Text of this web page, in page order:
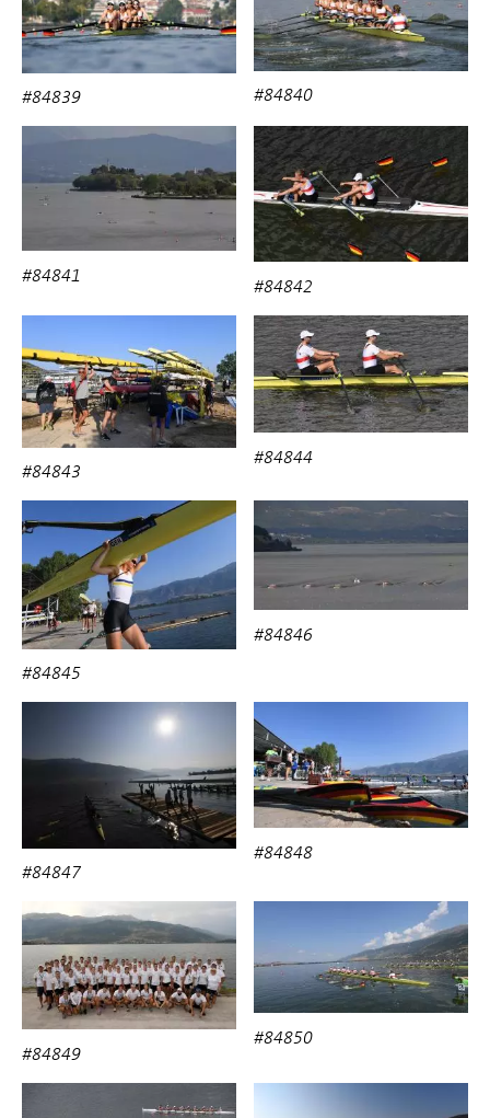
#84839 #84840
#84841 #84842
#84843
#84844
#84845
#84846
#84847
#84848
#84849
#84850